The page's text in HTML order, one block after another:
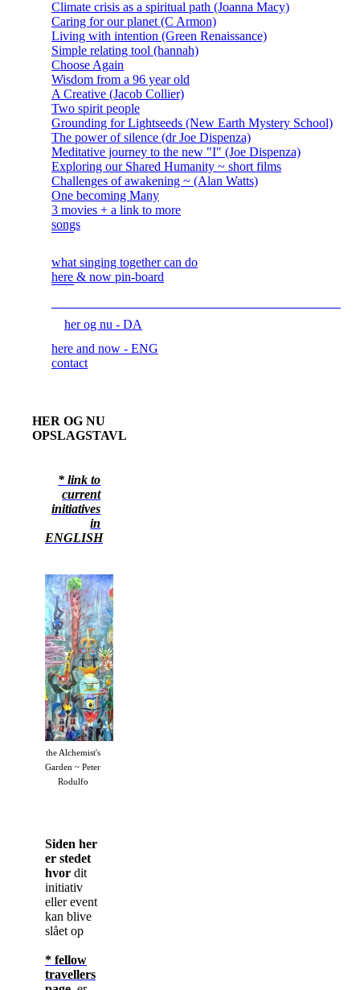
Climate crisis as a spiritual path (Joanna Macy)
Caring for our planet (C Armon)
Living with intention (Green Renaissance)
Simple relating tool (hannah)
Choose Again
Wisdom from a 96 year old
A Creative (Jacob Collier)
Two spirit people
Grounding for Lightseeds (New Earth Mystery School)
The power of silence (dr Joe Dispenza)
Meditative journey to the new "I" (Joe Dispenza)
Exploring our Shared Humanity ~ short films
Challenges of awakening ~ (Alan Watts)
One becoming Many
3 movies + a link to more
songs
what singing together can do
here & now pin-board
her og nu - DA
here and now - ENG
contact
HER OG NU
OPSLAGSTAVLE
* link to
current
initiatives
in
ENGLISH
the Alchemist's
Garden ~ Peter
Rodulfo
Siden her
er stedet
hvor dit
initiativ
eller event
kan blive
slået op
* fellow
travellers